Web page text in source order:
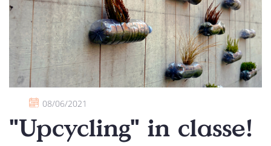
08/06/2021
"Upcycling" in classe!